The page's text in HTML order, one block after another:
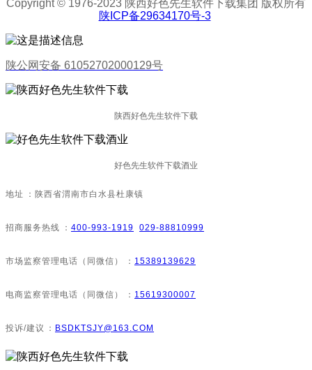
Copyright © 1976-2023 陕西好色先生软件下载集团 版权所有
陕ICP备29634170号-3
陕公网安备 61052702000129号
陕西好色先生软件下载
好色先生软件下载酒业
地址：陕西省渭南市白水县杜康镇
招商服务热线： 400-993-1919 029-88810999
市场监察管理电话（同微信）： 15389139629
电商监察管理电话（同微信）： 15619300007
投诉/建议： BSDKTSJY@163.COM